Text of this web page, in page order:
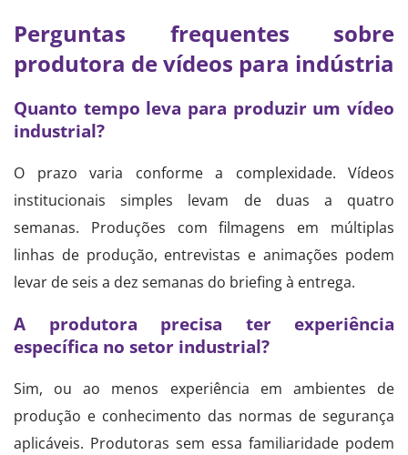
Perguntas frequentes sobre
produtora de vídeos para indústria
Quanto tempo leva para produzir um vídeo
industrial?
O prazo varia conforme a complexidade. Vídeos
institucionais simples levam de duas a quatro
semanas. Produções com filmagens em múltiplas
linhas de produção, entrevistas e animações podem
levar de seis a dez semanas do briefing à entrega.
A produtora precisa ter experiência
específica no setor industrial?
Sim, ou ao menos experiência em ambientes de
produção e conhecimento das normas de segurança
aplicáveis. Produtoras sem essa familiaridade podem